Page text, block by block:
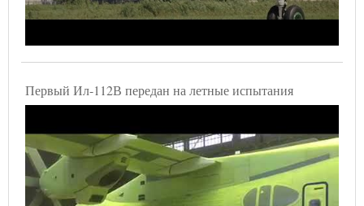
Первый Ил-112В передан на летные испытания